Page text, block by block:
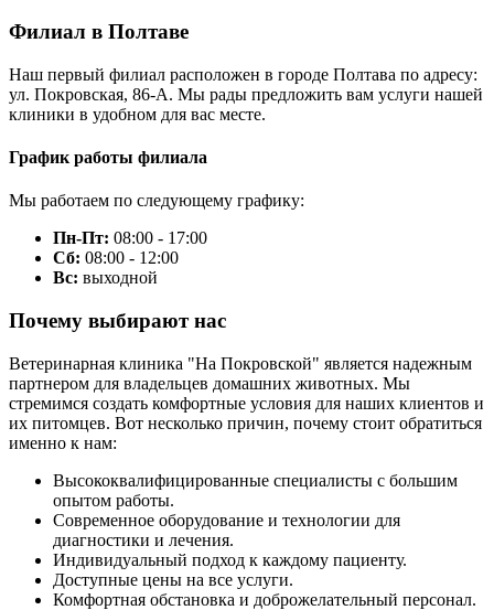
Филиал в Полтаве
Наш первый филиал расположен в городе Полтава по адресу:
ул. Покровская, 86-А. Мы рады предложить вам услуги нашей
клиники в удобном для вас месте.
График работы филиала
Мы работаем по следующему графику:
Пн-Пт: 08:00 - 17:00
Сб: 08:00 - 12:00
Вс: выходной
Почему выбирают нас
Ветеринарная клиника "На Покровской" является надежным
партнером для владельцев домашних животных. Мы
стремимся создать комфортные условия для наших клиентов и
их питомцев. Вот несколько причин, почему стоит обратиться
именно к нам:
Высококвалифицированные специалисты с большим
опытом работы.
Современное оборудование и технологии для
диагностики и лечения.
Индивидуальный подход к каждому пациенту.
Доступные цены на все услуги.
Комфортная обстановка и доброжелательный персонал.